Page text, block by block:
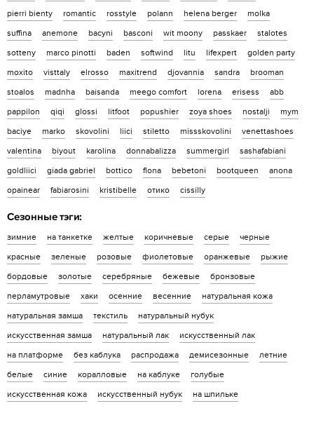
pierri bienty
romantic rosstyle polann helena berger
molka
suffina
anemone bacyni basconi wit moony passkaer
stalotes
sotteny
marco pinotti baden softwind litu lifexpert
golden party
moxito
visttaly elrosso maxitrend djovannia sandra
brooman
stoalos
madnha baisanda meego comfort lorena erisess
abb
pappilon
qiqi glossi litfoot popushier zoya shoes nostalji
mym
baciye
marko skovolini liici stiletto missskovolini
venettashoes
valentina
biyout karolina donnabalizza summergirl
sashafabiani
goldliici
giada gabriel bottico flona bebetoni bootqueen
anona
opainear
fabiarosini kristibelle отико cissilly
Сезонные тэги:
зимние на танкетке желтые коричневые серые
черные
красные
зеленые розовые фиолетовые оранжевые
рыжие
бордовые
золотые серебряные бежевые
бронзовые
перламутровые
хаки осенние весенние
натуральная кожа
натуральная замша
текстиль
натуральный нубук
искусственная замша
натуральный лак
искусственный лак
на платформе
без каблука распродажа демисезонные
летние
белые
синие коралловые на каблуке
голубые
искусственная кожа
искусственный нубук на шпильке